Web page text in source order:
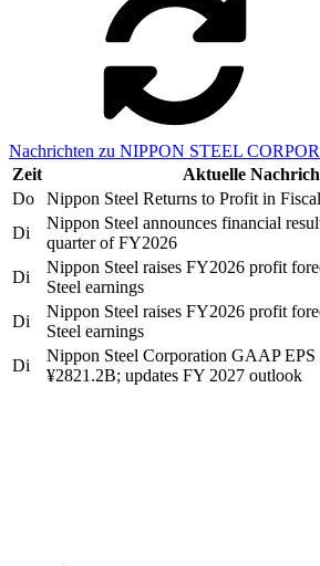
Nachrichten zu NIPPON STEEL
Zeit
Aktuelle
Do
Nippon Steel Returns to Profit in
Di
Nippon Steel announces financial
quarter of FY2026
Di
Nippon Steel raises FY2026 profit
Steel earnings
Di
Nippon Steel raises FY2026 profit
Steel earnings
Di
Nippon Steel Corporation GAAP
¥2821.2B; updates FY 2027 outlook